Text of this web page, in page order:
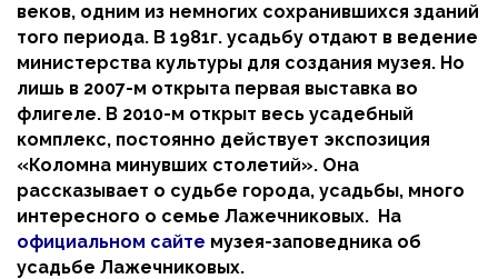
веков, одним из немногих сохранившихся зданий
того периода. В 1981г. усадьбу отдают в ведение
министерства культуры для создания музея. Но
лишь в 2007-м открыта первая выставка во
флигеле. В 2010-м открыт весь усадебный
комплекс, постоянно действует экспозиция
«Коломна минувших столетий». Она
рассказывает о судьбе города, усадьбы, много
интересного о семье Лажечниковых. На
официальном сайте музея-заповедника об
усадьбе Лажечниковых.